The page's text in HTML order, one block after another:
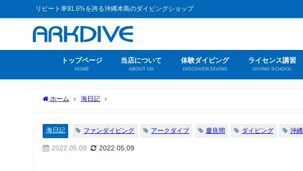
リピート率91.6%を誇る沖縄本島のダイビングショップ
トップページ
HOME
当店について
ABOUT US
体験ダイビング
DISCOVER DIVING
ライセンス講習
DIVING SCHOOL
ホーム 海日記
海日記 ファンダイビング アークダイブ 慶良間 ダイビング 沖縄
2022.05.09 2022.05.09